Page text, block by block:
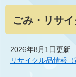
へ
ごみ・リサ
2026年8月1日更新
リサイクル品情報